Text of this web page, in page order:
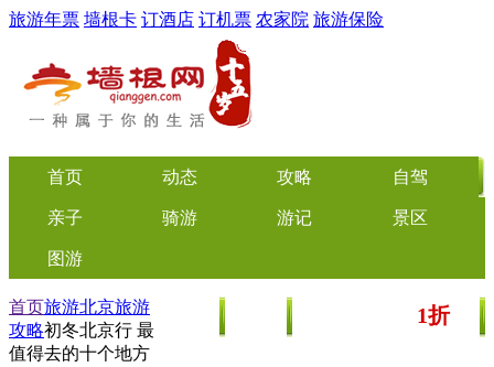
旅游年票 墙根卡 订酒店 订机票 农家院 旅游保险
首页 动态 攻略 自驾
亲子 骑游 游记 景区
图游
1折起
首页旅游北京旅游
攻略初冬北京行 最
值得去的十个地方